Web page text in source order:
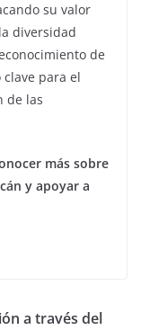
su valor
diversidad
de
para el
de las
más sobre
y apoyar a
a través del